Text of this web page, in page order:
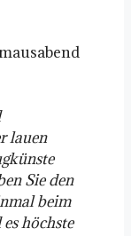
lauen
Sie den
beim
es höchste